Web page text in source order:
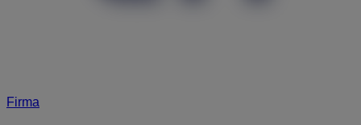
Firma